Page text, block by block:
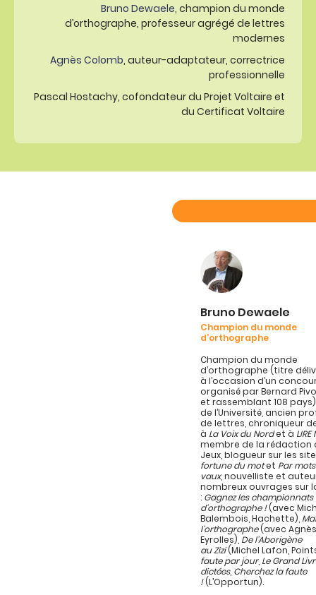
Bruno Dewaele, champion du monde
d’orthographe, professeur agrégé de lettres
modernes
Agnès Colomb, auteur-adaptateur, correctrice
professionnelle
Pascal Hostachy, cofondateur du Projet Voltaire et
du Certificat Voltaire
Bruno Dewaele
Champion du monde
d’orthographe
Champion du monde
d’orthographe (titre
à l’occasion d’un
organisé par Bernard
et rassemblant 108
de l’Université, ancien
de lettres, chroniqueur
à La Voix du Nordet à
membre de la rédaction
Jeux, blogueur sur les
fortune du motet Par
vaux, nouvelliste et
nombreux ouvrages sur
: Gagnez les championnats
d’orthographe !(avec
Balembois, Hachette),
l’orthographe(avec
Eyrolles), De l’Aborigène
au Zizi(Michel Lafon,
faute par jour, Le Grand
dictées, Cherchez la faute
!(L’Opportun).